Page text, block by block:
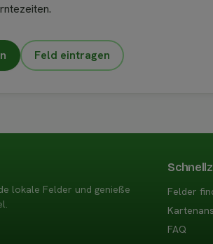
Feld eintragen
lokale Felder und genieße
Felder
FAQ